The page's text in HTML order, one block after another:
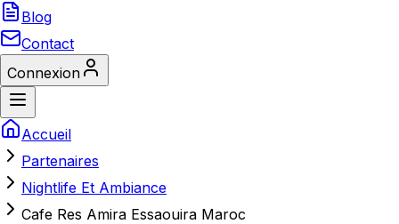
Blog
Contact
Connexion
Accueil
Partenaires
Nightlife Et Ambiance
Cafe Res Amira Essaouira Maroc